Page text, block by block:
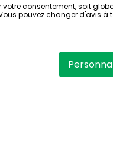
consentement, soit
pouvez changer d'avis